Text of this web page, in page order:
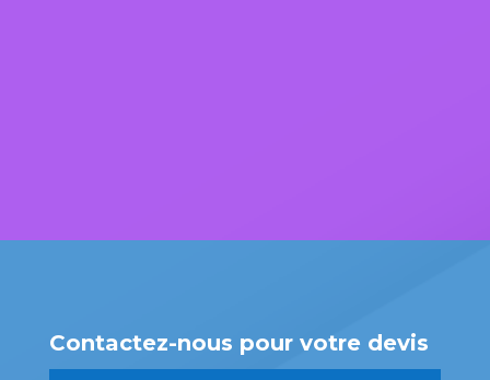
Contactez-nous pour votre devis